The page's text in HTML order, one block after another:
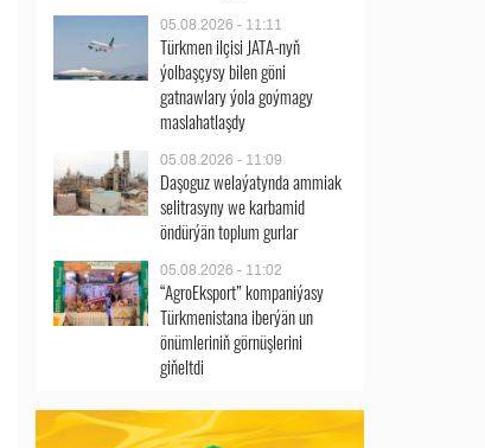
05.08.2026 - 11:11
Türkmen ilçisi JATA-nyň
ýolbaşçysy bilen göni
gatnawlary ýola goýmagy
maslahatlaşdy
05.08.2026 - 11:09
Daşoguz welaýatynda ammiak
selitrasyny we karbamid
öndürýän toplum gurlar
05.08.2026 - 11:02
“AgroEksport” kompaniýasy
Türkmenistana iberýän un
önümleriniň görnüşlerini
giňeltdi